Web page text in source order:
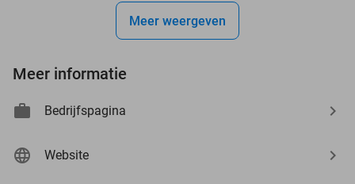
Meer weergeven
Meer informatie
Bedrijfspagina
Website